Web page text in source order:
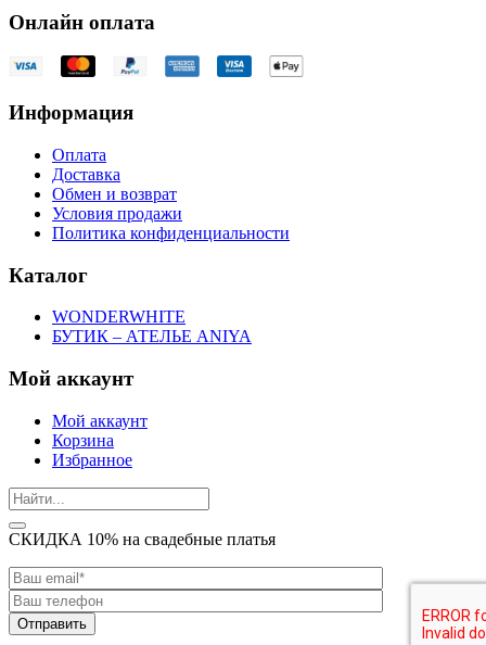
Онлайн оплата
Информация
Оплата
Доставка
Обмен и возврат
Условия продажи
Политика конфиденциальности
Каталог
WONDERWHITE
БУТИК – АТЕЛЬЕ ANIYA
Мой аккаунт
Мой аккаунт
Корзина
Избранное
СКИДКА 10% на свадебные платья
Отправить